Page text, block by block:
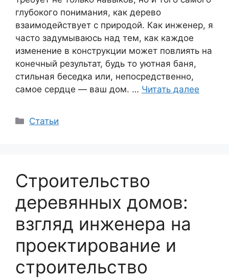
глубокого понимания, как дерево
взаимодействует с природой. Как инженер, я
часто задумываюсь над тем, как каждое
изменение в конструкции может повлиять на
конечный результат, будь то уютная баня,
стильная беседка или, непосредственно,
самое сердце — ваш дом. … Читать далее
Рубрики
Статьи
Строительство
деревянных домов:
взгляд инженера на
проектирование и
строительство